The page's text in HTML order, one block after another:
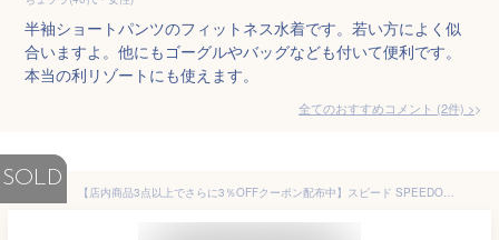
半袖ショートパンツのフィットネス水着です。若い方によく似
合いますよ。他にもゴーグルやバッグなども付いて便利です。
本当の利リゾートにも使えます。
全てのおすすめコメント (2件) >
SOLD
【店内商品3点以上でさらに3％OFFクーポン配布中】スピード SPEEDO フィットネス水着 レディース エアパ パッド付き Dry&Free Motion Taffera SFW22303